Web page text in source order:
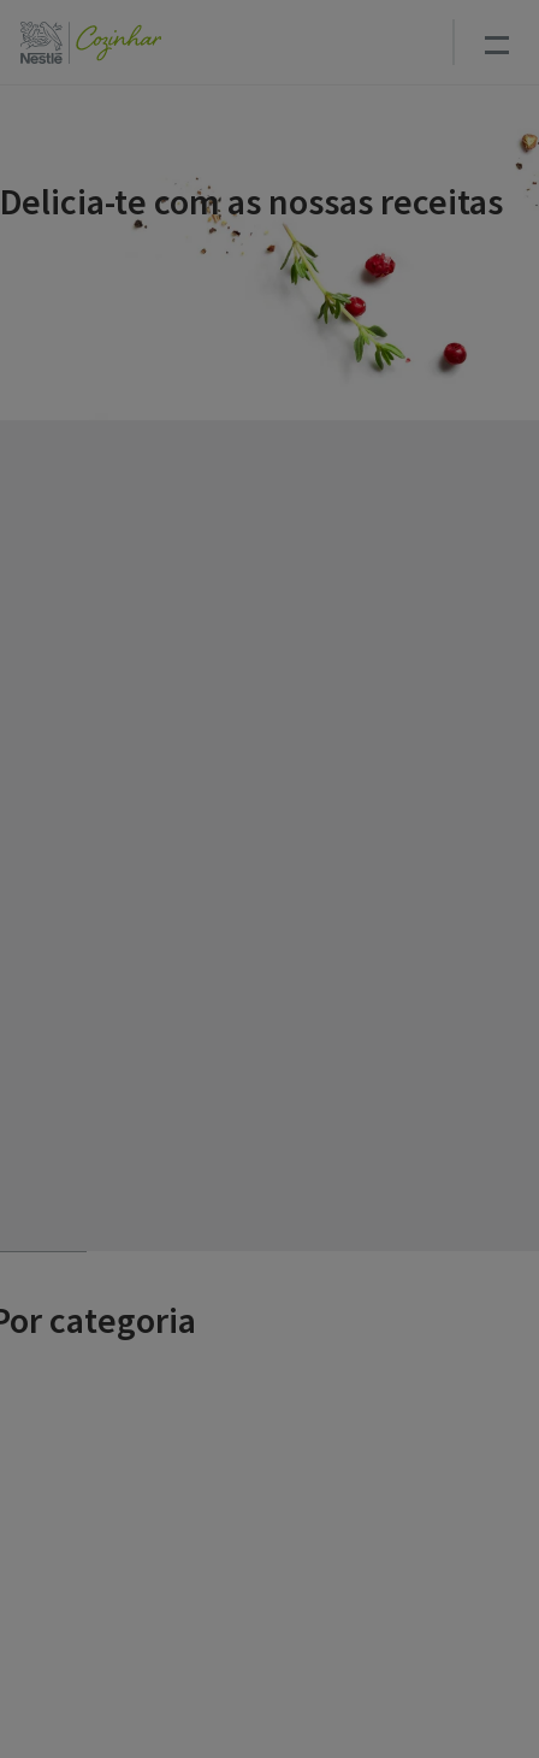
para
Delicia-te com as nossas receitas
categoria